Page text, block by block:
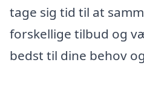
tage sig tid til at
forskellige tilbud og
bedst til dine behov